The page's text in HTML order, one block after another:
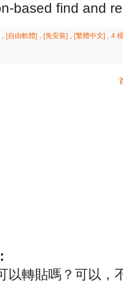
based find and
[自由軟體] [免安裝] [繁體中文] 4
以轉貼嗎？可以，